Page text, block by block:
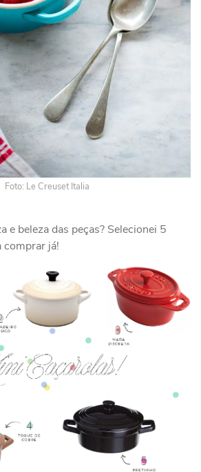
Foto: Le Creuset Italia
e beleza das peças? Selecionei 5
comprar já!